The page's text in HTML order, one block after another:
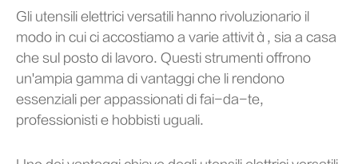
Gli utensili elettrici versatili hanno rivoluzionario il
modo in cui ci accostiamo a varie attività, sia a casa
che sul posto di lavoro. Questi strumenti offrono
un'ampia gamma di vantaggi che li rendono
essenziali per appassionati di fai-da-te,
professionisti e hobbisti uguali.